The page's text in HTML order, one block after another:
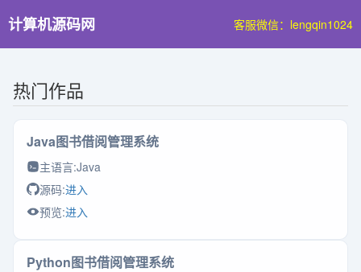
计算机源码网 客服微信：lengqin1024
热门作品
Java图书借阅管理系统
主语言:Java
源码:进入
预览:进入
Python图书借阅管理系统